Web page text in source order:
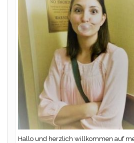
Hallo und herzlich willkommen auf